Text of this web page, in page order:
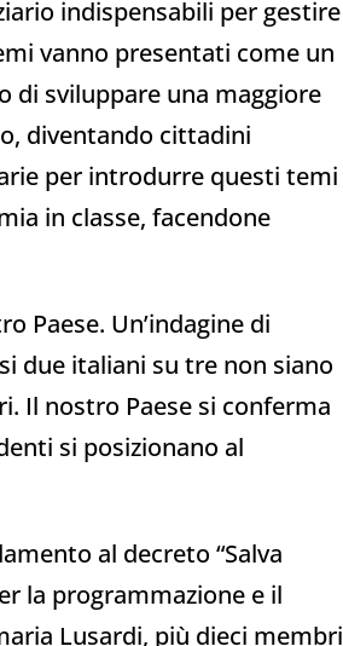
indispensabili per gestire
vanno presentati come un
di sviluppare una maggiore
diventando cittadini
per introdurre questi temi
in classe, facendone
Paese. Un’indagine di
due italiani su tre non siano
Il nostro Paese si conferma
si posizionano al
al decreto “Salva
la programmazione e il
Lusardi, più dieci membri